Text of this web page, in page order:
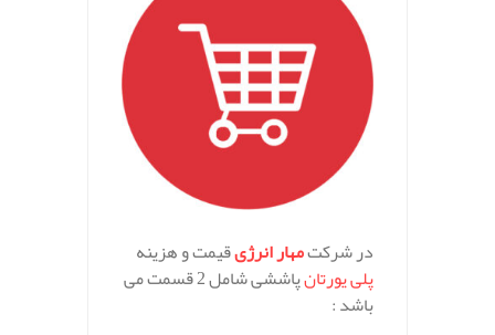
در شرکتمهار انرژیقیمت و هزینه
پلی یورتان پاششی شامل 2 قسمت می
باشد :